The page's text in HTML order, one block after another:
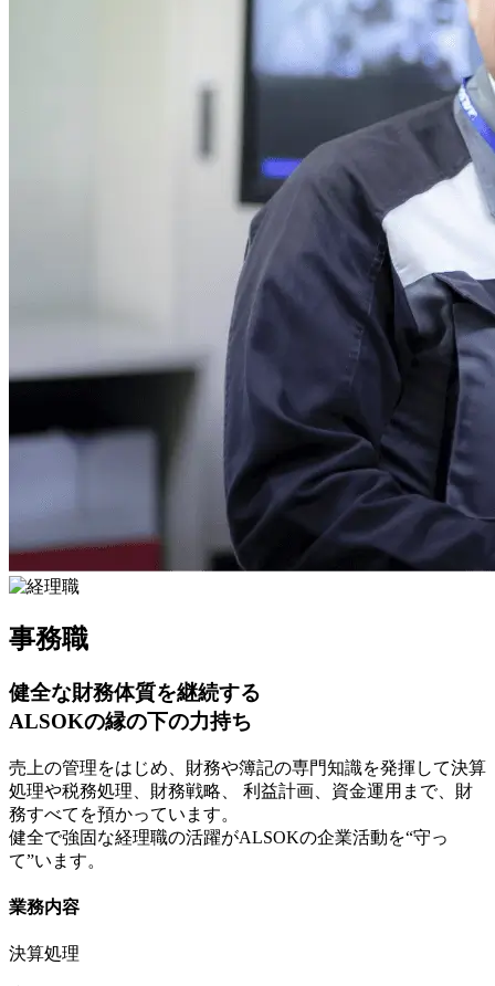
事務職
健全な財務体質を継続する
ALSOKの縁の下の力持ち
売上の管理をはじめ、財務や簿記の専門知識を発揮して決算
処理や税務処理、財務戦略、 利益計画、資金運用まで、財
務すべてを預かっています。
健全で強固な経理職の活躍がALSOKの企業活動を“守っ
て”います。
業務内容
決算処理